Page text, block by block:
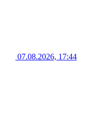
07.08.2026, 17:44